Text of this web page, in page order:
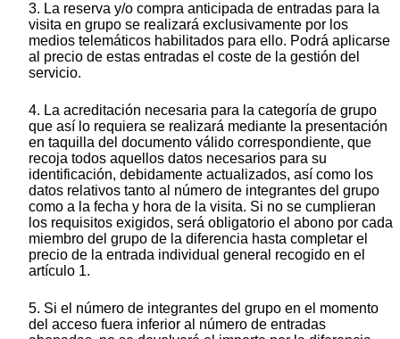
3. La reserva y/o compra anticipada de entradas para la
visita en grupo se realizará exclusivamente por los
medios telemáticos habilitados para ello. Podrá aplicarse
al precio de estas entradas el coste de la gestión del
servicio.
4. La acreditación necesaria para la categoría de grupo
que así lo requiera se realizará mediante la presentación
en taquilla del documento válido correspondiente, que
recoja todos aquellos datos necesarios para su
identificación, debidamente actualizados, así como los
datos relativos tanto al número de integrantes del grupo
como a la fecha y hora de la visita. Si no se cumplieran
los requisitos exigidos, será obligatorio el abono por cada
miembro del grupo de la diferencia hasta completar el
precio de la entrada individual general recogido en el
artículo 1.
5. Si el número de integrantes del grupo en el momento
del acceso fuera inferior al número de entradas